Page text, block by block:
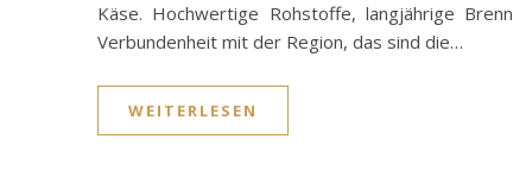
Käse. Hochwertige Rohstoffe, langjährige
Verbundenheit mit der Region, das sind die…
WEITERLESEN